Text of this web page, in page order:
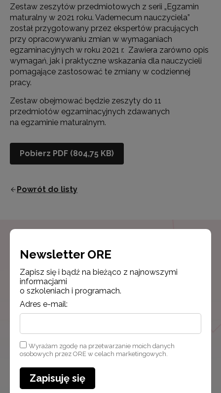
Zestaw zeszytów przedmiotowych z serii „Egzamin
maturalny w 2021 roku. Vademecum nauczyciela”
został przygotowany przez ekspertów pracujących
przy opracowywaniu zmian w wymaganiach
egzaminacyjnych w roku 2021 r. Zawiera zarówno opis
wymagań, jak i praktyczne wskazania dla nauczycieli
pomagające zastosować te zmiany w codziennej
pracy.
Zestaw obejmować będzie zeszyty do 11
przedmiotów egzaminacyjnych zdawanych
na egzaminie maturalnym.
Pobierz PDF (804,75 KB)
Powrót do listy
Newsletter ORE
Zapisz się i bądź na bieżąco z najnowszymi
o szkoleniach i programach.
Adres e-mail:
Wyrażam zgodę na przetwarzanie moich danych osobowych
Newsletter ORE
Zapisz się i bądź na bieżąco z najnowszymi
informacjami
o szkoleniach i programach.
Adres e-mail:
Wyrażam zgodę na przetwarzanie moich danych
osobowych przez ORE w celach marketingowych.
Zapisuję się